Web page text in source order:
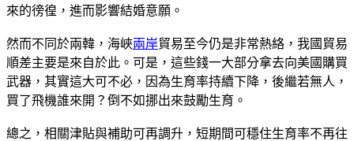
來的徬徨，進而影響結婚意願。
然而不同於兩韓，海峽兩岸貿易至今仍是非常熱絡，我國貿易
順差主要是來自於此。可是，這些錢一大部分拿去向美國購買
武器，其實這大可不必，因為生育率持續下降，後繼若無人，
買了飛機誰來開？倒不如挪出來鼓勵生育。
總之，相關津貼與補助可再調升，短期間可穩住生育率不再往